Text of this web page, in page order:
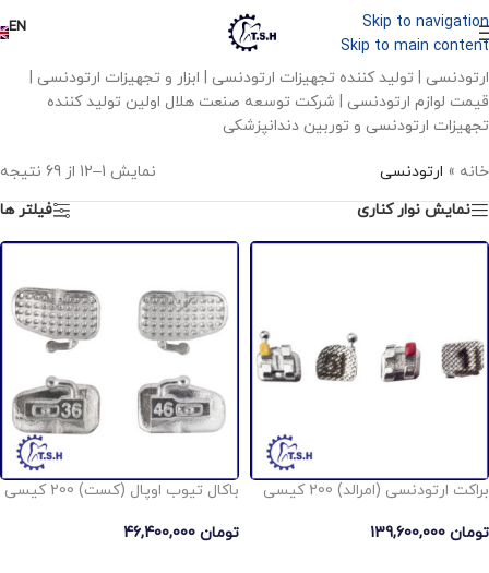
Skip to navigation
Skip to main content
EN
ارتودنسی | تولید کننده تجهیزات ارتودنسی | ابزار و تجهیزات ارتودنسی |
قیمت لوازم ارتودنسی | شرکت توسعه صنعت هلال اولین تولید کننده
تجهیزات ارتودنسی و توربین دندانپزشکی
خانه » ارتودنسی
نمایش 1–12 از 69 نتیجه
نمایش نوار کناری
فیلتر ها
براکت ارتودنسی (امرالد) 200 کیسی
تومان
باکال تیوب اوپال (کست) 200 کیسی
تومان